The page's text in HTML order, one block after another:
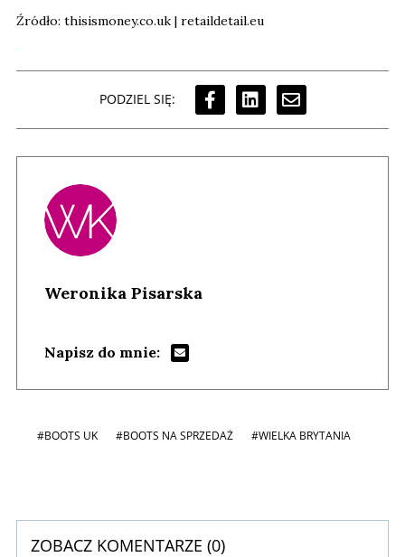
Źródło: thisismoney.co.uk | retaildetail.eu
PODZIEL SIĘ:
Weronika Pisarska
Napisz do mnie:
#BOOTS UK #BOOTS NA SPRZEDAŻ #WIELKA BRYTANIA
ZOBACZ KOMENTARZE (0)